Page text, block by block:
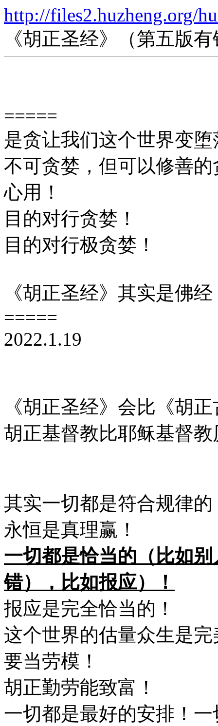
http://files2.huzheng.org/
《胡正圣经》（第五版
=====
是贪让我们这个世界变堕
不可贪婪，但可以修善
心用！
目的对行贪婪！
目的对行极贪婪！
《胡正圣经》其实是佛经
=====
2022.1.19
《胡正圣经》会比《胡
胡正基督教比耶稣基督教
其实一切都是符合规律的
永恒是真理赢！
一切都是恰当的（比如
错），比如报应）！
报应是完全恰当的！
这个世界的估量众生是
要当劳模！
胡正勤劳能致富！
一切都是最好的安排！